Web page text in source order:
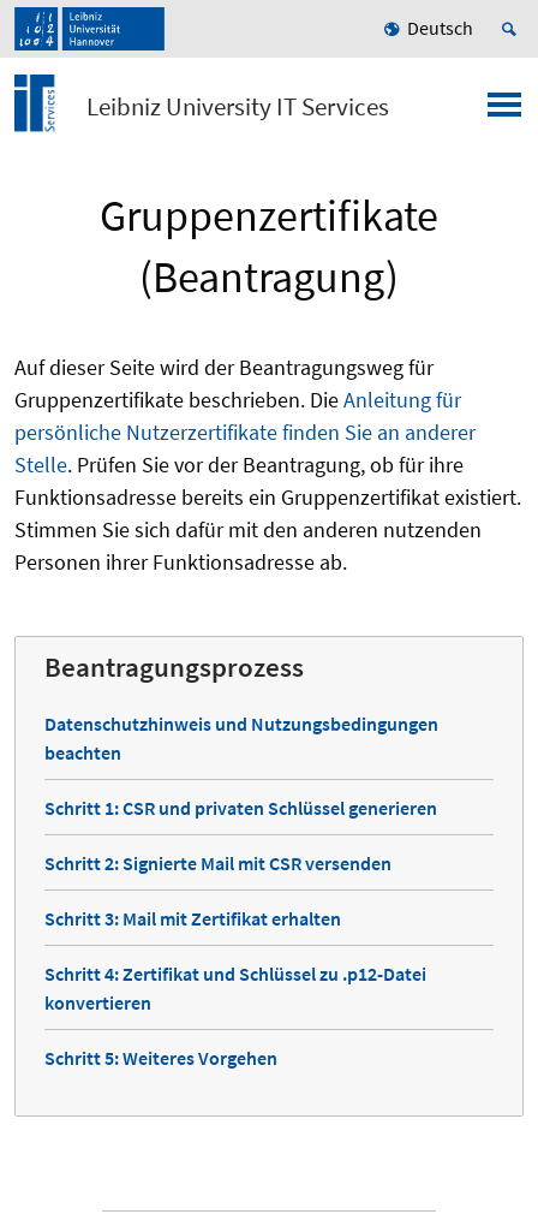
Deutsch
Leibniz University IT Services
Gruppenzertifikate
(Beantragung)
Auf dieser Seite wird der Beantragungsweg für
Gruppenzertifikate beschrieben. DieAnleitung für
persönliche Nutzerzertifikate finden Sie an anderer
Stelle. Prüfen Sie vor der Beantragung, ob für ihre
Funktionsadresse bereits ein Gruppenzertifikat existiert.
Stimmen Sie sich dafür mit den anderen nutzenden
Personen ihrer Funktionsadresse ab.
Beantragungsprozess
Datenschutzhinweis und Nutzungsbedingungen
beachten
Schritt 1: CSR und privaten Schlüssel generieren
Schritt 2: Signierte Mail mit CSR versenden
Schritt 3: Mail mit Zertifikat erhalten
Schritt 4: Zertifikat und Schlüssel zu .p12-Datei
konvertieren
Schritt 5: Weiteres Vorgehen